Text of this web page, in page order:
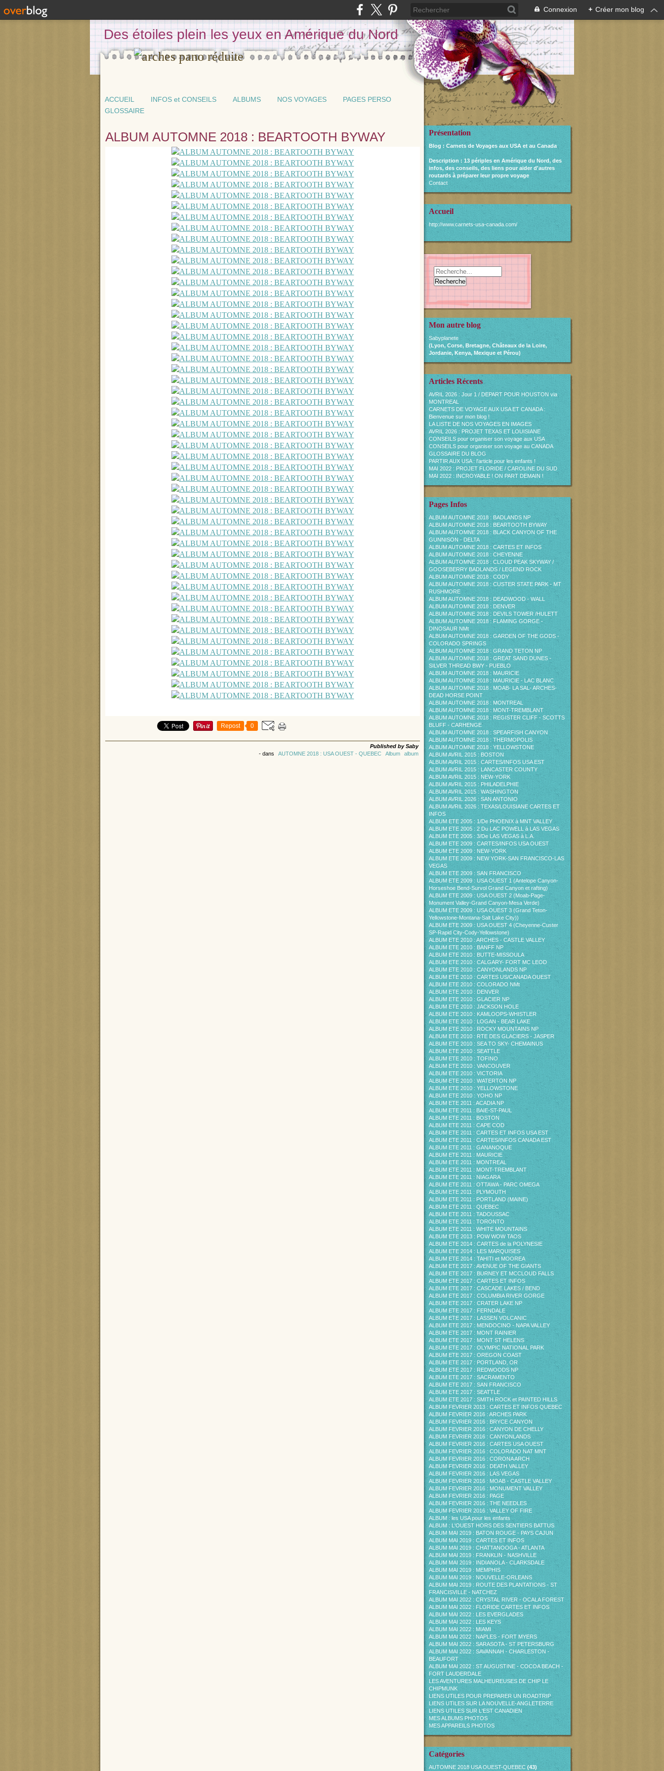
Connexion + Créer mon blog
Des étoiles plein les yeux en Amérique du Nord
ACCUEIL INFOS et CONSEILS ALBUMS NOS VOYAGES
PAGES PERSO
GLOSSAIRE
ALBUM AUTOMNE 2018 : BEARTOOTH BYWAY
Repost 0
Published by Saby
- dans AUTOMNE 2018 : USA OUEST - QUEBEC Album album
Présentation
Blog : Carnets de Voyages aux USA et au Canada
Description : 13 périples en Amérique du Nord, des
infos, des conseils, des liens pour aider d'autres
routards à préparer leur propre voyage
Contact
Accueil
http://www.carnets-usa-canada.com/
Mon autre blog
Sabyplanete
(Lyon, Corse, Bretagne, Châteaux de la Loire,
Jordanie, Kenya, Mexique et Pérou)
Articles Récents
AVRIL 2026 : Jour 1 / DEPART POUR HOUSTON via
MONTREAL
CARNETS DE VOYAGE AUX USA ET CANADA :
Bienvenue sur mon blog !
LA LISTE DE NOS VOYAGES EN IMAGES
AVRIL 2026 : PROJET TEXAS ET LOUISIANE
CONSEILS pour organiser son voyage aux USA
CONSEILS pour organiser son voyage au CANADA
GLOSSAIRE DU BLOG
PARTIR AUX USA : l'article pour les enfants !
MAI 2022 : PROJET FLORIDE / CAROLINE DU SUD
MAI 2022 : INCROYABLE ! ON PART DEMAIN !
Pages Infos
ALBUM AUTOMNE 2018 : BADLANDS NP
ALBUM AUTOMNE 2018 : BEARTOOTH BYWAY
ALBUM AUTOMNE 2018 : BLACK CANYON OF THE
GUNNISON - DELTA
ALBUM AUTOMNE 2018 : CARTES ET INFOS
ALBUM AUTOMNE 2018 : CHEYENNE
ALBUM AUTOMNE 2018 : CLOUD PEAK SKYWAY /
GOOSEBERRY BADLANDS / LEGEND ROCK
ALBUM AUTOMNE 2018 : CODY
ALBUM AUTOMNE 2018 : CUSTER STATE PARK - MT
RUSHMORE
ALBUM AUTOMNE 2018 : DEADWOOD - WALL
ALBUM AUTOMNE 2018 : DENVER
ALBUM AUTOMNE 2018 : DEVILS TOWER /HULETT
ALBUM AUTOMNE 2018 : FLAMING GORGE -
DINOSAUR NMt
ALBUM AUTOMNE 2018 : GARDEN OF THE GODS -
COLORADO SPRINGS
ALBUM AUTOMNE 2018 : GRAND TETON NP
ALBUM AUTOMNE 2018 : GREAT SAND DUNES -
SILVER THREAD BWY - PUEBLO
ALBUM AUTOMNE 2018 : MAURICIE
ALBUM AUTOMNE 2018 : MAURICIE - LAC BLANC
ALBUM AUTOMNE 2018 : MOAB- LA SAL- ARCHES-
DEAD HORSE POINT
ALBUM AUTOMNE 2018 : MONTREAL
ALBUM AUTOMNE 2018 : MONT-TREMBLANT
ALBUM AUTOMNE 2018 : REGISTER CLIFF - SCOTTS
BLUFF - CARHENGE
ALBUM AUTOMNE 2018 : SPEARFISH CANYON
ALBUM AUTOMNE 2018 : THERMOPOLIS
ALBUM AUTOMNE 2018 : YELLOWSTONE
ALBUM AVRIL 2015 : BOSTON
ALBUM AVRIL 2015 : CARTES/INFOS USA EST
ALBUM AVRIL 2015 : LANCASTER COUNTY
ALBUM AVRIL 2015 : NEW-YORK
ALBUM AVRIL 2015 : PHILADELPHIE
ALBUM AVRIL 2015 : WASHINGTON
ALBUM AVRIL 2026 : SAN ANTONIO
ALBUM AVRIL 2026 : TEXAS/LOUISIANE CARTES ET
INFOS
ALBUM ETE 2005 : 1/De PHOENIX à MNT VALLEY
ALBUM ETE 2005 : 2 Du LAC POWELL à LAS VEGAS
ALBUM ETE 2005 : 3/De LAS VEGAS à L.A.
ALBUM ETE 2009 : CARTES/INFOS USA OUEST
ALBUM ETE 2009 : NEW-YORK
ALBUM ETE 2009 : NEW YORK-SAN FRANCISCO-LAS
VEGAS
ALBUM ETE 2009 : SAN FRANCISCO
ALBUM ETE 2009 : USA OUEST 1 (Antelope Canyon-
Horseshoe Bend-Survol Grand Canyon et rafting)
ALBUM ETE 2009 : USA OUEST 2 (Moab-Page-
Monument Valley-Grand Canyon-Mesa Verde)
ALBUM ETE 2009 : USA OUEST 3 (Grand Teton-
Yellowstone-Montana-Salt Lake City))
ALBUM ETE 2009 : USA OUEST 4 (Cheyenne-Custer
SP-Rapid City-Cody-Yellowstone)
ALBUM ETE 2010 : ARCHES - CASTLE VALLEY
ALBUM ETE 2010 : BANFF NP
ALBUM ETE 2010 : BUTTE-MISSOULA
ALBUM ETE 2010 : CALGARY- FORT MC LEOD
ALBUM ETE 2010 : CANYONLANDS NP
ALBUM ETE 2010 : CARTES US/CANADA OUEST
ALBUM ETE 2010 : COLORADO NMt
ALBUM ETE 2010 : DENVER
ALBUM ETE 2010 : GLACIER NP
ALBUM ETE 2010 : JACKSON HOLE
ALBUM ETE 2010 : KAMLOOPS-WHISTLER
ALBUM ETE 2010 : LOGAN - BEAR LAKE
ALBUM ETE 2010 : ROCKY MOUNTAINS NP
ALBUM ETE 2010 : RTE DES GLACIERS - JASPER
ALBUM ETE 2010 : SEA TO SKY- CHEMAINUS
ALBUM ETE 2010 : SEATTLE
ALBUM ETE 2010 : TOFINO
ALBUM ETE 2010 : VANCOUVER
ALBUM ETE 2010 : VICTORIA
ALBUM ETE 2010 : WATERTON NP
ALBUM ETE 2010 : YELLOWSTONE
ALBUM ETE 2010 : YOHO NP
ALBUM ETE 2011 : ACADIA NP
ALBUM ETE 2011 : BAIE-ST-PAUL
ALBUM ETE 2011 : BOSTON
ALBUM ETE 2011 : CAPE COD
ALBUM ETE 2011 : CARTES ET INFOS USA EST
ALBUM ETE 2011 : CARTES/INFOS CANADA EST
ALBUM ETE 2011 : GANANOQUE
ALBUM ETE 2011 : MAURICIE
ALBUM ETE 2011 : MONTREAL
ALBUM ETE 2011 : MONT-TREMBLANT
ALBUM ETE 2011 : NIAGARA
ALBUM ETE 2011 : OTTAWA - PARC OMEGA
ALBUM ETE 2011 : PLYMOUTH
ALBUM ETE 2011 : PORTLAND (MAINE)
ALBUM ETE 2011 : QUEBEC
ALBUM ETE 2011 : TADOUSSAC
ALBUM ETE 2011 : TORONTO
ALBUM ETE 2011 : WHITE MOUNTAINS
ALBUM ETE 2013 : POW WOW TAOS
ALBUM ETE 2014 : CARTES de la POLYNESIE
ALBUM ETE 2014 : LES MARQUISES
ALBUM ETE 2014 : TAHITI et MOOREA
ALBUM ETE 2017 : AVENUE OF THE GIANTS
ALBUM ETE 2017 : BURNEY ET MCCLOUD FALLS
ALBUM ETE 2017 : CARTES ET INFOS
ALBUM ETE 2017 : CASCADE LAKES / BEND
ALBUM ETE 2017 : COLUMBIA RIVER GORGE
ALBUM ETE 2017 : CRATER LAKE NP
ALBUM ETE 2017 : FERNDALE
ALBUM ETE 2017 : LASSEN VOLCANIC
ALBUM ETE 2017 : MENDOCINO - NAPA VALLEY
ALBUM ETE 2017 : MONT RAINIER
ALBUM ETE 2017 : MONT ST HELENS
ALBUM ETE 2017 : OLYMPIC NATIONAL PARK
ALBUM ETE 2017 : OREGON COAST
ALBUM ETE 2017 : PORTLAND, OR
ALBUM ETE 2017 : REDWOODS NP
ALBUM ETE 2017 : SACRAMENTO
ALBUM ETE 2017 : SAN FRANCISCO
ALBUM ETE 2017 : SEATTLE
ALBUM ETE 2017 : SMITH ROCK et PAINTED HILLS
ALBUM FEVRIER 2013 : CARTES ET INFOS QUEBEC
ALBUM FEVRIER 2016 : ARCHES PARK
ALBUM FEVRIER 2016 : BRYCE CANYON
ALBUM FEVRIER 2016 : CANYON DE CHELLY
ALBUM FEVRIER 2016 : CANYONLANDS
ALBUM FEVRIER 2016 : CARTES USA OUEST
ALBUM FEVRIER 2016 : COLORADO NAT MNT
ALBUM FEVRIER 2016 : CORONA ARCH
ALBUM FEVRIER 2016 : DEATH VALLEY
ALBUM FEVRIER 2016 : LAS VEGAS
ALBUM FEVRIER 2016 : MOAB - CASTLE VALLEY
ALBUM FEVRIER 2016 : MONUMENT VALLEY
ALBUM FEVRIER 2016 : PAGE
ALBUM FEVRIER 2016 : THE NEEDLES
ALBUM FEVRIER 2016 : VALLEY OF FIRE
ALBUM : les USA pour les enfants
ALBUM : L'OUEST HORS DES SENTIERS BATTUS
ALBUM MAI 2019 : BATON ROUGE - PAYS CAJUN
ALBUM MAI 2019 : CARTES ET INFOS
ALBUM MAI 2019 : CHATTANOOGA - ATLANTA
ALBUM MAI 2019 : FRANKLIN - NASHVILLE
ALBUM MAI 2019 : INDIANOLA - CLARKSDALE
ALBUM MAI 2019 : MEMPHIS
ALBUM MAI 2019 : NOUVELLE-ORLEANS
ALBUM MAI 2019 : ROUTE DES PLANTATIONS - ST
FRANCISVILLE - NATCHEZ
ALBUM MAI 2022 : CRYSTAL RIVER - OCALA FOREST
ALBUM MAI 2022 : FLORIDE CARTES ET INFOS
ALBUM MAI 2022 : LES EVERGLADES
ALBUM MAI 2022 : LES KEYS
ALBUM MAI 2022 : MIAMI
ALBUM MAI 2022 : NAPLES - FORT MYERS
ALBUM MAI 2022 : SARASOTA - ST PETERSBURG
ALBUM MAI 2022 : SAVANNAH - CHARLESTON -
BEAUFORT
ALBUM MAI 2022 : ST AUGUSTINE - COCOA BEACH -
FORT LAUDERDALE
LES AVENTURES MALHEUREUSES DE CHIP LE
CHIPMUNK
LIENS UTILES POUR PREPARER UN ROADTRIP
LIENS UTILES SUR LA NOUVELLE-ANGLETERRE
LIENS UTILES SUR L'EST CANADIEN
MES ALBUMS PHOTOS
MES APPAREILS PHOTOS
Catégories
AUTOMNE 2018 USA OUEST-QUEBEC (43)